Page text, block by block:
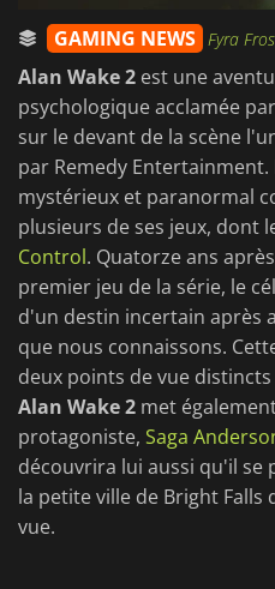
GAMING NEWS Fyra
Alan Wake 2 est une
psychologique acclamée
sur le devant de la scène
par Remedy
mystérieux et paranormal
plusieurs de ses jeux, dont
Control. Quatorze ans
premier jeu de la série, le
d'un destin incertain après
que nous connaissons.
deux points de vue
Alan Wake 2 met
protagoniste, Saga
découvrira lui aussi qu'il se
la petite ville de Bright
vue.